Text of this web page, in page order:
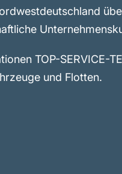
TOP-SERVICE-
und Flotten.